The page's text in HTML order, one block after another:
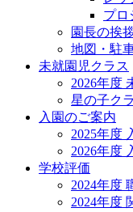
プロ
園長の挨
地図・駐
未就園児クラス
2026年度
星の子ク
入園のご案内
2025年度
2026年度
学校評価
2024年度
2024年度